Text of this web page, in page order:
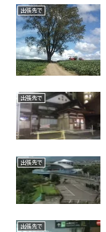
出張先で
出張先で
出張先で
出張先で